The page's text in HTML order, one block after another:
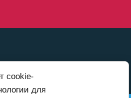
cookie-
для